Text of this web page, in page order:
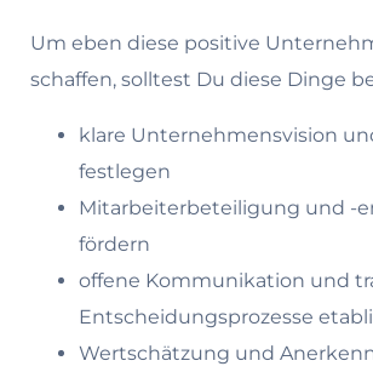
Um eben diese positive
schaffen, solltest Du diese Dinge
klare Unternehmensvision
festlegen
Mitarbeiterbeteiligung und -
fördern
offene Kommunikation und
Entscheidungsprozesse
Wertschätzung und